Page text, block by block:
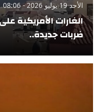
الأحد 19 يوليو 2026 - 08:06
الغارات الأمريكية
ضربات جديدة..